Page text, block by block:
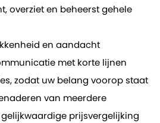
overziet en beheerst gehele
en aandacht
met korte lijnen
zodat uw belang voorop staat
van meerdere
prijsvergelijking